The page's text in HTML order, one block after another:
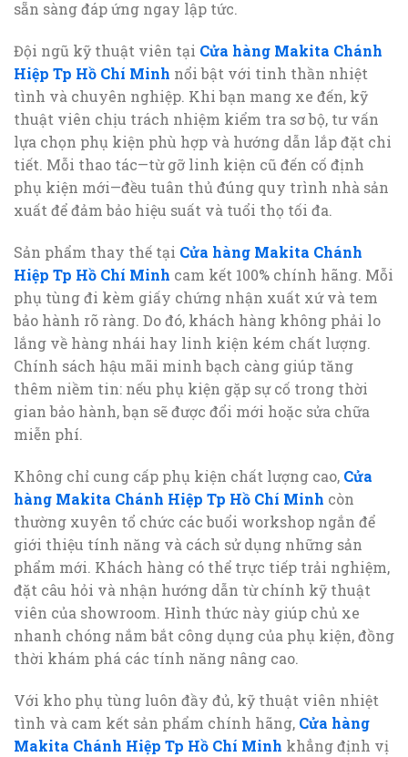
sẵn sàng đáp ứng ngay lập tức.
Đội ngũ kỹ thuật viên tại Cửa hàng Makita Chánh
Hiệp Tp Hồ Chí Minh nổi bật với tinh thần nhiệt
tình và chuyên nghiệp. Khi bạn mang xe đến, kỹ
thuật viên chịu trách nhiệm kiểm tra sơ bộ, tư vấn
lựa chọn phụ kiện phù hợp và hướng dẫn lắp đặt chi
tiết. Mỗi thao tác—từ gỡ linh kiện cũ đến cố định
phụ kiện mới—đều tuân thủ đúng quy trình nhà sản
xuất để đảm bảo hiệu suất và tuổi thọ tối đa.
Sản phẩm thay thế tại Cửa hàng Makita Chánh
Hiệp Tp Hồ Chí Minh cam kết 100% chính hãng. Mỗi
phụ tùng đi kèm giấy chứng nhận xuất xứ và tem
bảo hành rõ ràng. Do đó, khách hàng không phải lo
lắng về hàng nhái hay linh kiện kém chất lượng.
Chính sách hậu mãi minh bạch càng giúp tăng
thêm niềm tin: nếu phụ kiện gặp sự cố trong thời
gian bảo hành, bạn sẽ được đổi mới hoặc sửa chữa
miễn phí.
Không chỉ cung cấp phụ kiện chất lượng cao, Cửa
hàng Makita Chánh Hiệp Tp Hồ Chí Minh còn
thường xuyên tổ chức các buổi workshop ngắn để
giới thiệu tính năng và cách sử dụng những sản
phẩm mới. Khách hàng có thể trực tiếp trải nghiệm,
đặt câu hỏi và nhận hướng dẫn từ chính kỹ thuật
viên của showroom. Hình thức này giúp chủ xe
nhanh chóng nắm bắt công dụng của phụ kiện, đồng
thời khám phá các tính năng nâng cao.
Với kho phụ tùng luôn đầy đủ, kỹ thuật viên nhiệt
tình và cam kết sản phẩm chính hãng, Cửa hàng
Makita Chánh Hiệp Tp Hồ Chí Minh khẳng định vị